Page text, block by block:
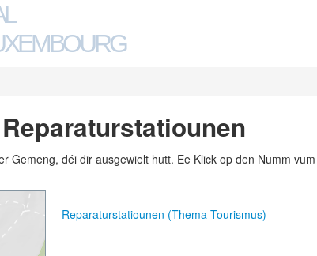
Gemeng, déi dir ausgewielt hutt. Ee Klick op den Numm
Reparaturstatiounen (Thema Tourismus)